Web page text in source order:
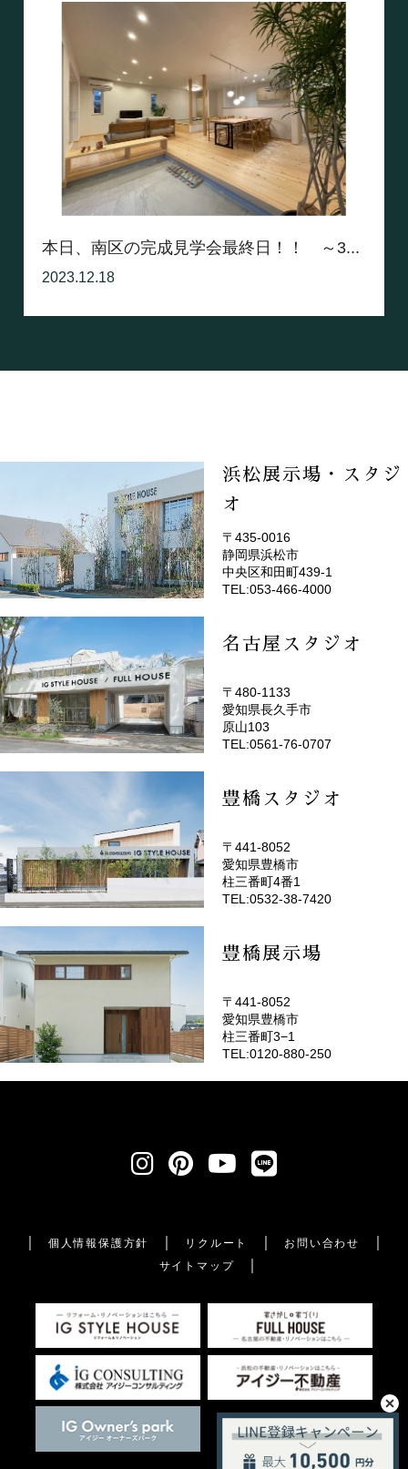
本日、南区の完成見学会最終日！！ ～3...
2023.12.18
浜松展示場・スタジ
オ
(EMOTOP浜松)
〒435-0016
静岡県浜松市
中央区和田町439-1
TEL:053-466-4000
名古屋スタジオ
(EMOTOP名古屋)
〒480-1133
愛知県長久手市
原山103
TEL:0561-76-0707
豊橋スタジオ
(EMOTOP豊橋)
〒441-8052
愛知県豊橋市
柱三番町4番1
TEL:0532-38-7420
豊橋展示場
〒441-8052
愛知県豊橋市
柱三番町3−1
TEL:0120-880-250
個人情報保護方針 リクルート
お問い合わせ
サイトマップ